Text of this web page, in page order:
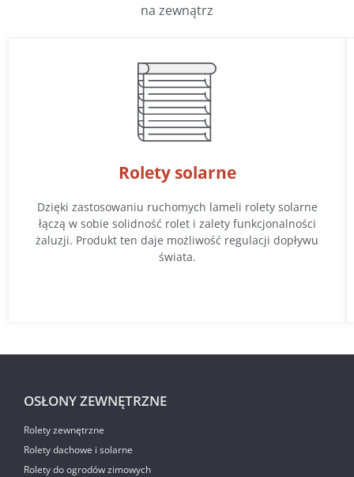
na zewnątrz
Rolety solarne
Dzięki zastosowaniu ruchomych lameli rolety solarne
łączą w sobie solidność rolet i zalety funkcjonalności
żaluzji. Produkt ten daje możliwość regulacji dopływu
świata.
OSŁONY ZEWNĘTRZNE
Rolety zewnętrzne
Rolety dachowe i solarne
Rolety do ogrodów zimowych